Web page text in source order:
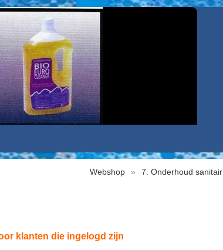
Webshop » 7. Onderhoud sanitair
klanten die ingelogd zijn